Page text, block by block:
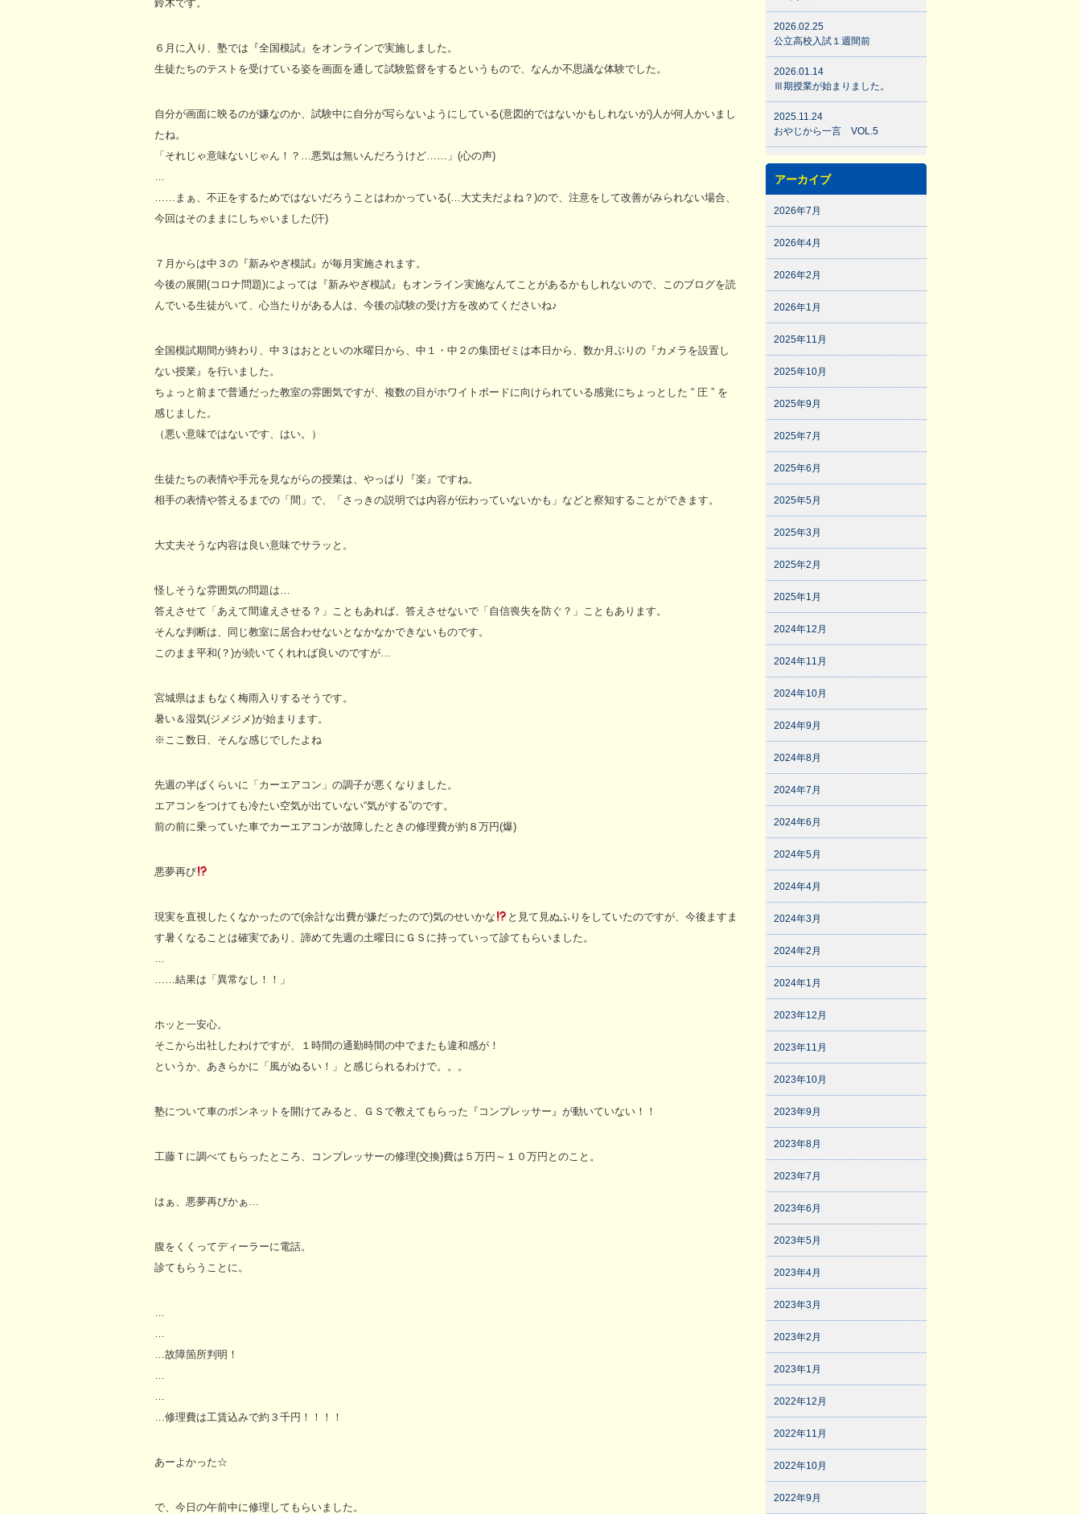
鈴木です。
６月に入り、塾では『全国模試』をオンラインで実施しました。
生徒たちのテストを受けている姿を画面を通して試験監督をするというもので、なんか不思議な体験でした。
自分が画面に映るのが嫌なのか、試験中に自分が写らないようにしている(意図的ではないかもしれないが)人が何人かいまし
たね。
「それじゃ意味ないじゃん！？…悪気は無いんだろうけど……」(心の声)
…
……まぁ、不正をするためではないだろうことはわかっている(…大丈夫だよね？)ので、注意をして改善がみられない場合、
今回はそのままにしちゃいました(汗)
７月からは中３の『新みやぎ模試』が毎月実施されます。
今後の展開(コロナ問題)によっては『新みやぎ模試』もオンライン実施なんてことがあるかもしれないので、このブログを読
んでいる生徒がいて、心当たりがある人は、今後の試験の受け方を改めてくださいね♪
全国模試期間が終わり、中３はおとといの水曜日から、中１・中２の集団ゼミは本日から、数か月ぶりの『カメラを設置し
ない授業』を行いました。
ちょっと前まで普通だった教室の雰囲気ですが、複数の目がホワイトボードに向けられている感覚にちょっとした “ 圧 ” を
感じました。
（悪い意味ではないです、はい。）
生徒たちの表情や手元を見ながらの授業は、やっぱり『楽』ですね。
相手の表情や答えるまでの「間」で、「さっきの説明では内容が伝わっていないかも」などと察知することができます。
大丈夫そうな内容は良い意味でサラッと。
怪しそうな雰囲気の問題は…
答えさせて「あえて間違えさせる？」こともあれば、答えさせないで「自信喪失を防ぐ？」こともあります。
そんな判断は、同じ教室に居合わせないとなかなかできないものです。
このまま平和(？)が続いてくれれば良いのですが…
宮城県はまもなく梅雨入りするそうです。
暑い＆湿気(ジメジメ)が始まります。
※ここ数日、そんな感じでしたよね
先週の半ばくらいに「カーエアコン」の調子が悪くなりました。
エアコンをつけても冷たい空気が出ていない“気がする”のです。
前の前に乗っていた車でカーエアコンが故障したときの修理費が約８万円(爆)
悪夢再び
現実を直視したくなかったので(余計な出費が嫌だったので)気のせいかな
と見て見ぬふりをしていたのですが、今後ますま
す暑くなることは確実であり、諦めて先週の土曜日にＧＳに持っていって診てもらいました。
…
……結果は「異常なし！！」
ホッと一安心。
そこから出社したわけですが、１時間の通勤時間の中でまたも違和感が！
というか、あきらかに「風がぬるい！」と感じられるわけで。。。
塾について車のボンネットを開けてみると、ＧＳで教えてもらった『コンプレッサー』が動いていない！！
工藤Ｔに調べてもらったところ、コンプレッサーの修理(交換)費は５万円～１０万円とのこと。
はぁ、悪夢再びかぁ…
腹をくくってディーラーに電話。
診てもらうことに。
…
…
…故障箇所判明！
…
…
…修理費は工賃込みで約３千円！！！！
あーよかった☆
で、今日の午前中に修理してもらいました。
2026.02.25
公立高校入試１週間前
2026.01.14
Ⅲ期授業が始まりました。
2025.11.24
おやじから一言 VOL.5
アーカイブ
2026年7月
2026年4月
2026年2月
2026年1月
2025年11月
2025年10月
2025年9月
2025年7月
2025年6月
2025年5月
2025年3月
2025年2月
2025年1月
2024年12月
2024年11月
2024年10月
2024年9月
2024年8月
2024年7月
2024年6月
2024年5月
2024年4月
2024年3月
2024年2月
2024年1月
2023年12月
2023年11月
2023年10月
2023年9月
2023年8月
2023年7月
2023年6月
2023年5月
2023年4月
2023年3月
2023年2月
2023年1月
2022年12月
2022年11月
2022年10月
2022年9月